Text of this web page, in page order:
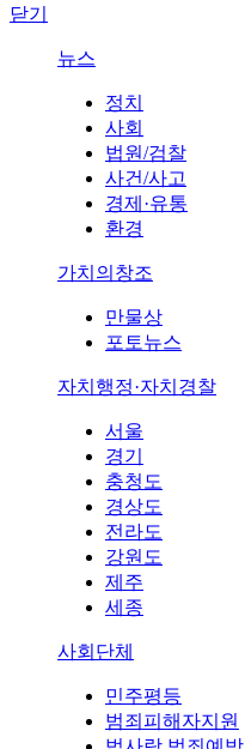
닫기
뉴스
정치
사회
법원/검찰
사건/사고
경제·유통
환경
가치의창조
만물상
포토뉴스
자치행정·자치경찰
서울
경기
충청도
경상도
전라도
강원도
제주
세종
사회단체
민주평등
범죄피해자지원